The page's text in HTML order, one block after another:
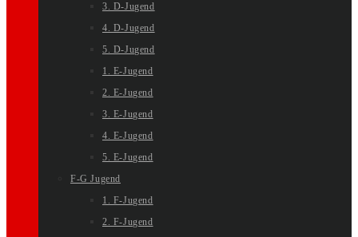
3. D-Jugend
4. D-Jugend
5. D-Jugend
1. E-Jugend
2. E-Jugend
3. E-Jugend
4. E-Jugend
5. E-Jugend
F-G Jugend
1. F-Jugend
2. F-Jugend